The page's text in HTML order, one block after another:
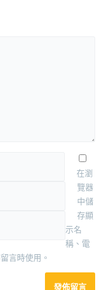
在瀏
覽器
中儲
存顯
示名
稱、電
言時使用。